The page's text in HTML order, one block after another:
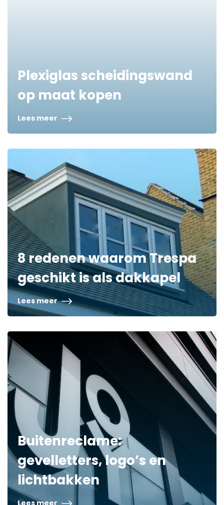
Plexiglas scheidingswand
op maat kopen
Lees meer
8 redenen waarom Trespa
geschikt is als dakkapel
Lees meer
Buitenreclame:
gevelletters, logo’s en
lichtbakken